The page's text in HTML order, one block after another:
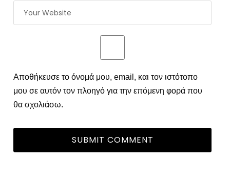
Αποθήκευσε το όνομά μου, email, και τον ιστότοπο
μου σε αυτόν τον πλοηγό για την επόμενη φορά που
θα σχολιάσω.